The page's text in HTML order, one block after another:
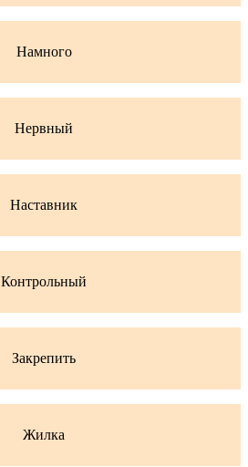
Намного
Нервный
Наставник
Контрольный
Закрепить
Жилка